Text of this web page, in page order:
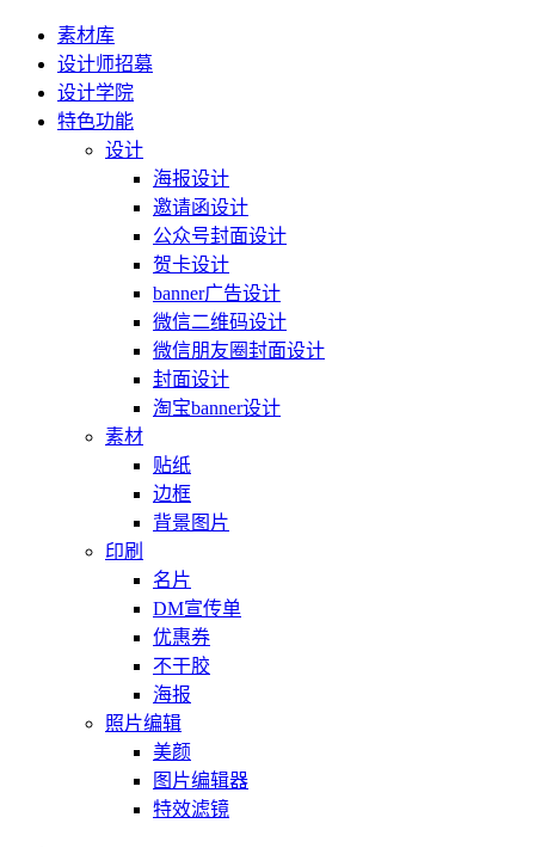
素材库
设计师招募
设计学院
特色功能
设计
海报设计
邀请函设计
公众号封面设计
贺卡设计
banner广告设计
微信二维码设计
微信朋友圈封面设计
封面设计
淘宝banner设计
素材
贴纸
边框
背景图片
印刷
名片
DM宣传单
优惠券
不干胶
海报
照片编辑
美颜
图片编辑器
特效滤镜